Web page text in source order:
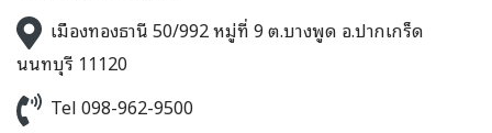
เมืองทองธานี 50/992 หมู่ที่ 9 ต.บางพูด อ.ปากเกร็ด
นนทบุรี 11120
Tel 098-962-9500